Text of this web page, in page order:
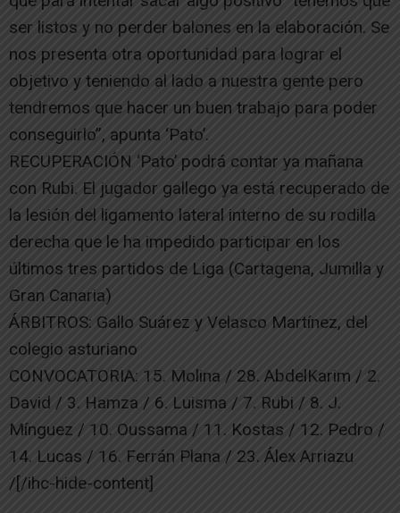
ser listos y no perder balones en la elaboración. Se
nos presenta otra oportunidad para lograr el
objetivo y teniendo al lado a nuestra gente pero
tendremos que hacer un buen trabajo para poder
conseguirlo”, apunta ‘Pato’.
RECUPERACIÓN ‘Pato’ podrá contar ya mañana
con Rubi. El jugador gallego ya está recuperado de
la lesión del ligamento lateral interno de su rodilla
derecha que le ha impedido participar en los
últimos tres partidos de Liga (Cartagena, Jumilla y
Gran Canaria)
ÁRBITROS: Gallo Suárez y Velasco Martínez, del
colegio asturiano
CONVOCATORIA: 15. Molina / 28. AbdelKarim / 2.
David / 3. Hamza / 6. Luisma / 7. Rubi / 8. J.
Mínguez / 10. Oussama / 11. Kostas / 12. Pedro /
14. Lucas / 16. Ferrán Plana / 23. Álex Arriazu
/[/ihc-hide-content]